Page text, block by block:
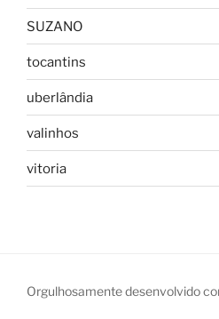
SUZANO
tocantins
uberlândia
valinhos
vitoria
Orgulhosamente desenvolvido